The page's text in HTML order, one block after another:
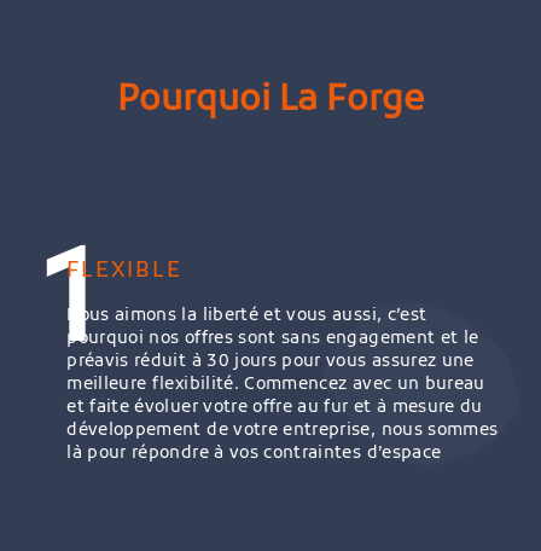
Pourquoi La Forge
1
FLEXIBLE
Nous aimons la liberté et vous aussi, c’est
pourquoi nos offres sont sans engagement et le
préavis réduit à 30 jours pour vous assurez une
meilleure flexibilité. Commencez avec un bureau
et faite évoluer votre offre au fur et à mesure du
développement de votre entreprise, nous sommes
là pour répondre à vos contraintes d’espace